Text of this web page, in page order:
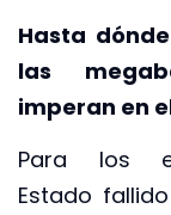
Hasta
las
imperan en
Para los
Estado